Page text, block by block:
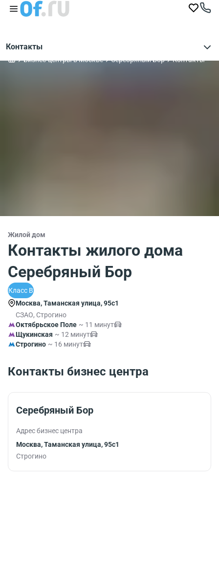
Контакты
Бизнес-центры в Москве Серебряный Бор Контакты
Жилой дом
Контакты жилого дома
Серебряный Бор
Класс B
Москва, Таманская улица, 95с1
СЗАО, Строгино
Октябрьское Поле ~ 11 минут
Щукинская ~ 12 минут
Строгино ~ 16 минут
Контакты бизнес центра
Серебряный Бор
Адрес бизнес центра
Москва, Таманская улица, 95с1
Строгино